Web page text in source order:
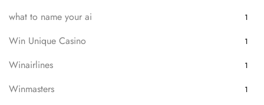
what to name your ai 1
Win Unique Casino 1
Winairlines 1
Winmasters 1